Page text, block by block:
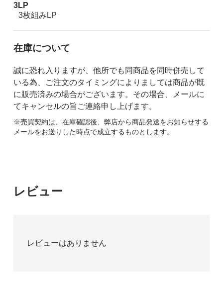
3LP
3枚組みLP
在庫について
誠に恐れ入りますが、他所でも同商品を同時併売して
いる為、ご注文のタイミングによりましては商品が既
に販売済みの場合がございます。その場合、メールに
てキャンセルの旨ご連絡申し上げます。
※売買契約は、在庫確認後、弊店から商品発送をお知らせする
メールをお送りした時点で成立するものとします。
レビュー
レビューはありません